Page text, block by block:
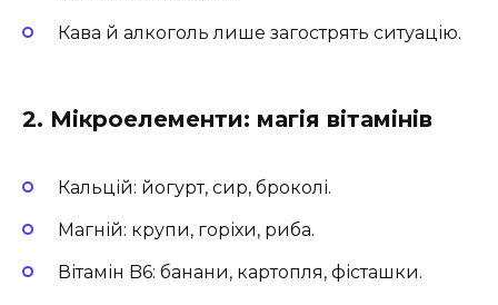
Кава й алкоголь лише загострять ситуацію.
2. Мікроелементи: магія вітамінів
Кальцій: йогурт, сир, броколі.
Магній: крупи, горіхи, риба.
Вітамін B6: банани, картопля, фісташки.